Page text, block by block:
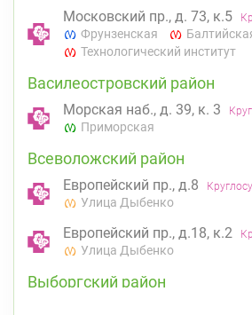
Московский пр., д. 73, к.5
Фрунзенская
Технологический институт
Василеостровский район
Морская наб., д. 39, к. 3
Приморская
Всеволожский район
Европейский пр., д.8
Улица Дыбенко
Европейский пр., д.18, к.2
Улица Дыбенко
Выборгский район